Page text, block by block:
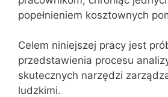
popełnieniem kosztownych
Celem niniejszej pracy jest
przedstawienia procesu
skutecznych narzędzi
ludzkimi.